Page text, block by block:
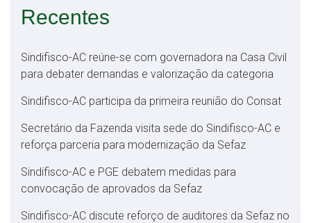
Recentes
Sindifisco-AC reúne-se com governadora na Casa Civil
para debater demandas e valorização da categoria
Sindifisco-AC participa da primeira reunião do Consat
Secretário da Fazenda visita sede do Sindifisco-AC e
reforça parceria para modernização da Sefaz
Sindifisco-AC e PGE debatem medidas para
convocação de aprovados da Sefaz
Sindifisco-AC discute reforço de auditores da Sefaz no